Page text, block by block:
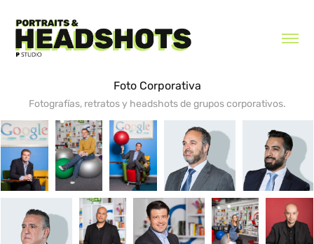
Foto Corporativa
Fotografías, retratos y headshots de grupos corporativos.